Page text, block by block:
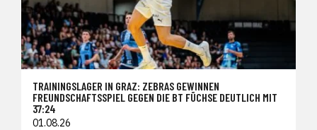
TRAININGSLAGER IN GRAZ: ZEBRAS GEWINNEN
FREUNDSCHAFTSSPIEL GEGEN DIE BT FÜCHSE DEUTLICH MIT
37:24
01.08.26